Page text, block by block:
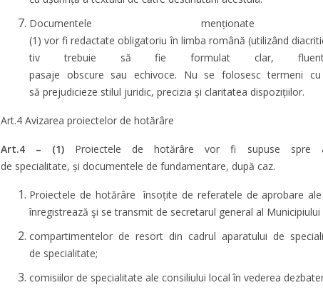
Documentele
(1) vor fi redactate obligatoriu în limba română (utilizând
tiv trebuie să fie formulat clar,
pasaje obscure sau echivoce. Nu se folosesc termeni
să prejudicieze stilul juridic, precizia și claritatea dispozițiilor.
Art.4 Avizarea proiectelor de hotărâre
Art.4 – (1) Proiectele de hotărâre vor fi supuse spre
de specialitate, și documentele de fundamentare, după caz.
Proiectele de hotărâre însoțite de referatele de aprobare
înregistrează şi se transmit de secretarul general al Municipiului
compartimentelor de resort din cadrul aparatului de
de specialitate;
comisiilor de specialitate ale consiliului local în vederea